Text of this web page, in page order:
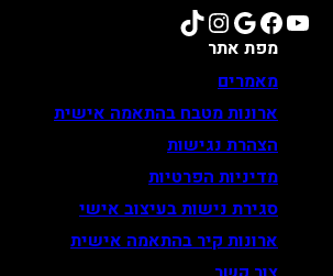
YouTube
Facebook
Google
Instagram
TikTok
מפת אתר
מאמרים
ארונות מטבח בהתאמה אישית
הצהרת נגישות
מדיניות הפרטיות
סגירת נישות בעיצוב אישי
ארונות קיר בהתאמה אישית